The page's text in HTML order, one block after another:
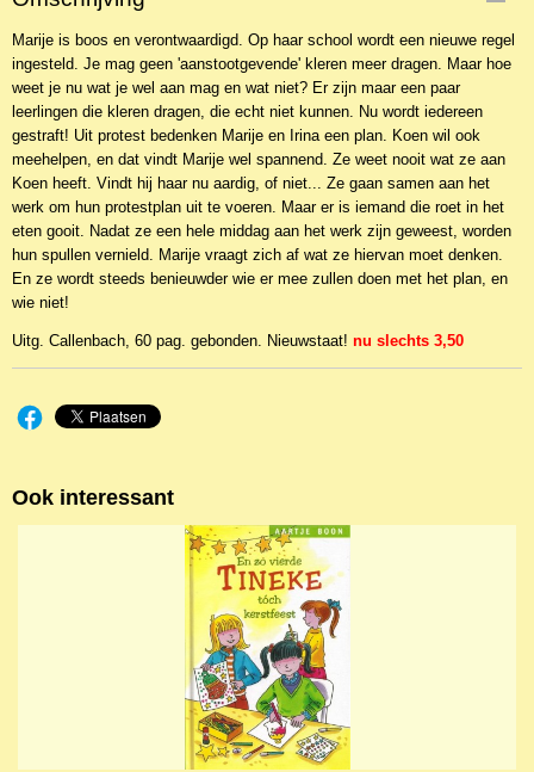
Marije is boos en verontwaardigd. Op haar school wordt een nieuwe regel
ingesteld. Je mag geen 'aanstootgevende' kleren meer dragen. Maar hoe
weet je nu wat je wel aan mag en wat niet? Er zijn maar een paar
leerlingen die kleren dragen, die echt niet kunnen. Nu wordt iedereen
gestraft! Uit protest bedenken Marije en Irina een plan. Koen wil ook
meehelpen, en dat vindt Marije wel spannend. Ze weet nooit wat ze aan
Koen heeft. Vindt hij haar nu aardig, of niet... Ze gaan samen aan het
werk om hun protestplan uit te voeren. Maar er is iemand die roet in het
eten gooit. Nadat ze een hele middag aan het werk zijn geweest, worden
hun spullen vernield. Marije vraagt zich af wat ze hiervan moet denken.
En ze wordt steeds benieuwder wie er mee zullen doen met het plan, en
wie niet!
Uitg. Callenbach, 60 pag. gebonden. Nieuwstaat! nu slechts 3,50
Ook interessant